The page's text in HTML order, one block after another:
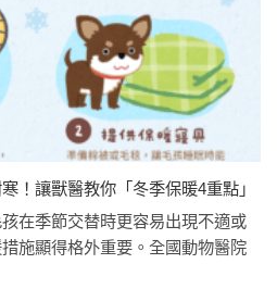
！讓獸醫教你「冬季保暖4重點」
在季節交替時更容易出現不適或
施顯得格外重要。全國動物醫院